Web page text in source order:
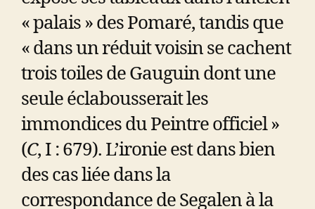
« palais » des Pomaré, tandis que
« dans un réduit voisin se cachent
trois toiles de Gauguin dont une
seule éclabousserait les
immondices du Peintre officiel »
(C, I : 679). L’ironie est dans bien
des cas liée dans la
correspondance de Segalen à la